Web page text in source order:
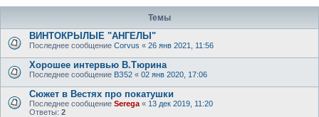
Темы
ВИНТОКРЫЛЫЕ "АНГЕЛЫ"
Последнее сообщение Corvus « 26 янв 2021, 11:56
Хорошее интервью В.Тюрина
Последнее сообщение ВЗ52 « 02 янв 2020, 17:06
Сюжет в Вестях про покатушки
Последнее сообщение Serega « 13 дек 2019, 11:20
Ответы: 2